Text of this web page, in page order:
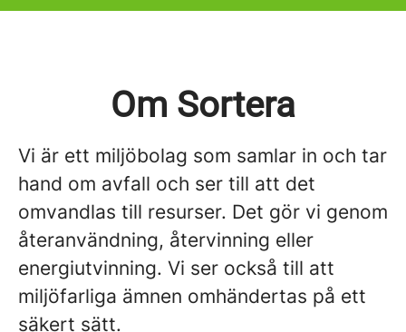
Om Sortera
Vi är ett miljöbolag som samlar in och tar
hand om avfall och ser till att det
omvandlas till resurser. Det gör vi genom
återanvändning, återvinning eller
energiutvinning. Vi ser också till att
miljöfarliga ämnen omhändertas på ett
säkert sätt.